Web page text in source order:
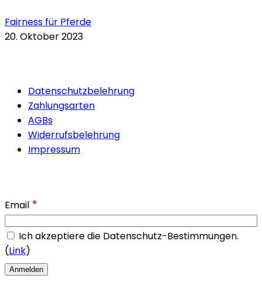
Fairness für Pferde
20. Oktober 2023
Datenschutzbelehrung
Zahlungsarten
AGBs
Widerrufsbelehrung
Impressum
Email *
Ich akzeptiere die Datenschutz-Bestimmungen.
(Link)